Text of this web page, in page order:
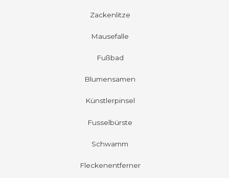
Zackenlitze
Mausefalle
Fußbad
Blumensamen
Künstlerpinsel
Fusselbürste
Schwamm
Fleckenentferner